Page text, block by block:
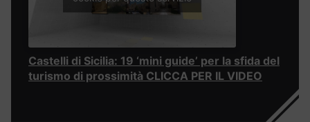
Castelli di Sicilia: 19 ‘mini guide’ per la sfida del
turismo di prossimità CLICCA PER IL VIDEO